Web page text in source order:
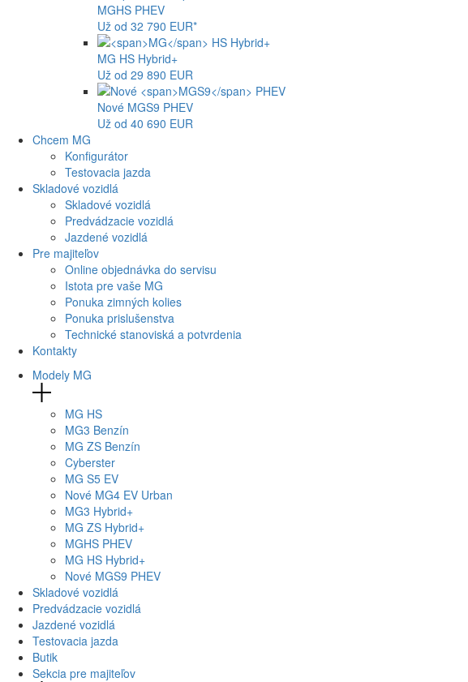
MGHS PHEV
Už od 32 790 EUR*
MG HS Hybrid+
Už od 29 890 EUR
Nové MGS9 PHEV
Už od 40 690 EUR
Chcem MG
Konfigurátor
Testovacia jazda
Skladové vozidlá
Skladové vozidlá
Predvádzacie vozidlá
Jazdené vozidlá
Pre majiteľov
Online objednávka do servisu
Istota pre vaše MG
Ponuka zimných kolies
Ponuka prislušenstva
Technické stanoviská a potvrdenia
Kontakty
Modely MG
MG HS
MG3 Benzín
MG ZS Benzín
Cyberster
MG S5 EV
Nové MG4 EV Urban
MG3 Hybrid+
MG ZS Hybrid+
MGHS PHEV
MG HS Hybrid+
Nové MGS9 PHEV
Skladové vozidlá
Predvádzacie vozidlá
Jazdené vozidlá
Testovacia jazda
Butik
Sekcia pre majiteľov